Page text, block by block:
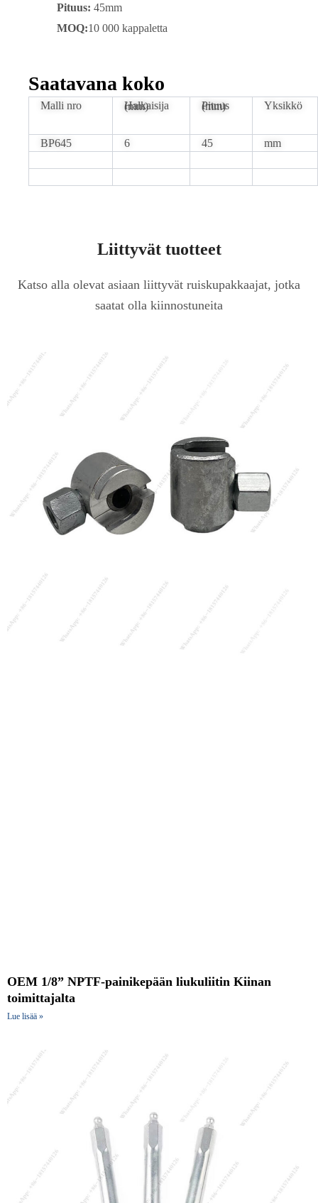
Pituus: 45mm
MOQ:10 000 kappaletta
Saatavana koko
Malli nro Halkaisija (mm) Pituus (mm) Yksikkö
BP645 6 45 mm
Liittyvät tuotteet
Katso alla olevat asiaan liittyvät ruiskupakkaajat, jotka
saatat olla kiinnostuneita
OEM 1/8” NPTF-painikepään liukuliitin Kiinan
toimittajalta
Lue lisää »